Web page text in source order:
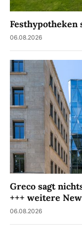
06.08.2026
Greco sagt
+++ weitere
06.08.2026